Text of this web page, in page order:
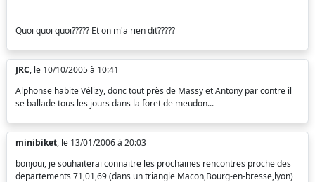
Quoi quoi quoi????? Et on m'a rien dit?????
JRC, le 10/10/2005 à 10:41
Alphonse habite Vélizy, donc tout près de Massy et Antony par contre il
se ballade tous les jours dans la foret de meudon...
minibiket, le 13/01/2006 à 20:03
bonjour, je souhaiterai connaitre les prochaines rencontres proche des
departements 71,01,69 (dans un triangle Macon,Bourg-en-bresse,lyon)